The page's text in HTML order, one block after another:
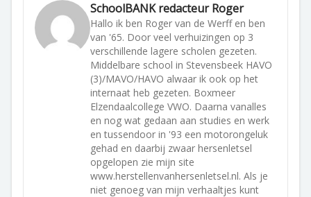
SchoolBANK redacteur Roger
Hallo ik ben Roger van de Werff en ben
van '65. Door veel verhuizingen op 3
verschillende lagere scholen gezeten.
Middelbare school in Stevensbeek HAVO
(3)/MAVO/HAVO alwaar ik ook op het
internaat heb gezeten. Boxmeer
Elzendaalcollege VWO. Daarna vanalles
en nog wat gedaan aan studies en werk
en tussendoor in '93 een motorongeluk
gehad en daarbij zwaar hersenletsel
opgelopen zie mijn site
www.herstellenvanhersenletsel.nl. Als je
niet genoeg van mijn verhaaltjes kunt